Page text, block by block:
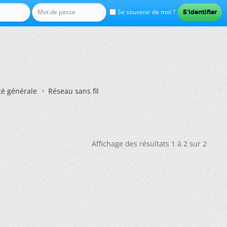
Se souvenir de moi ?
générale Réseau sans fil
Affichage des résultats 1 à 2 sur 2